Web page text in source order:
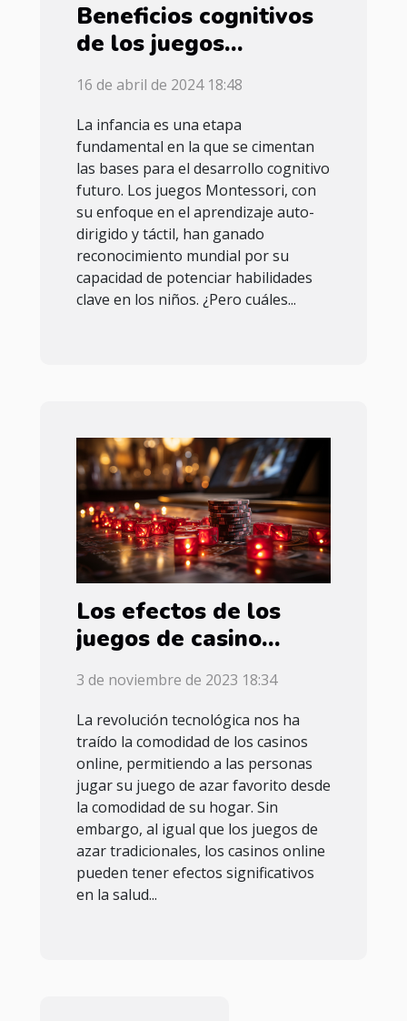
Beneficios cognitivos
de los juegos
Montessori en el
desarrollo temprano
de los niños
16 de abril de 2024 18:48
La infancia es una etapa
fundamental en la que se cimentan
las bases para el desarrollo cognitivo
futuro. Los juegos Montessori, con
su enfoque en el aprendizaje auto-
dirigido y táctil, han ganado
reconocimiento mundial por su
capacidad de potenciar habilidades
clave en los niños. ¿Pero cuáles...
Los efectos de los
juegos de casino
online en la salud
mental
3 de noviembre de 2023 18:34
La revolución tecnológica nos ha
traído la comodidad de los casinos
online, permitiendo a las personas
jugar su juego de azar favorito desde
la comodidad de su hogar. Sin
embargo, al igual que los juegos de
azar tradicionales, los casinos online
pueden tener efectos significativos
en la salud...